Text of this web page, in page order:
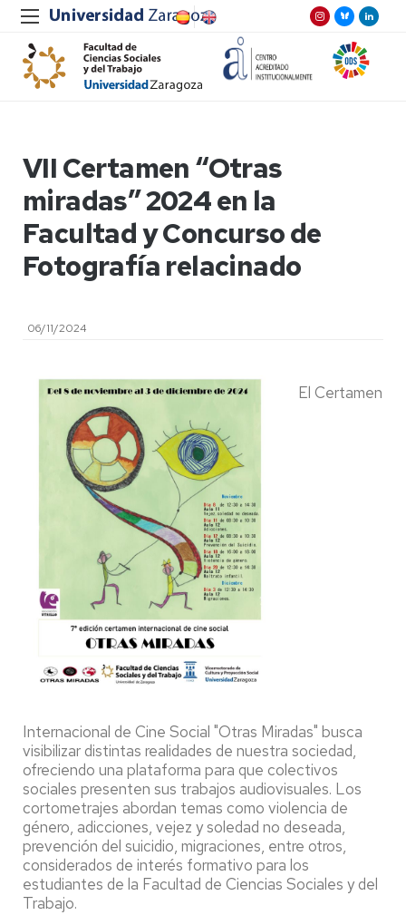
VII Certamen “Otras
miradas” 2024 en la
Facultad y Concurso de
Fotografía relacinado
06/11/2024
El Certamen
Internacional de Cine Social "Otras Miradas" busca
visibilizar distintas realidades de nuestra sociedad,
ofreciendo una plataforma para que colectivos
sociales presenten sus trabajos audiovisuales. Los
cortometrajes abordan temas como violencia de
género, adicciones, vejez y soledad no deseada,
prevención del suicidio, migraciones, entre otros,
considerados de interés formativo para los
estudiantes de la Facultad de Ciencias Sociales y del
Trabajo.